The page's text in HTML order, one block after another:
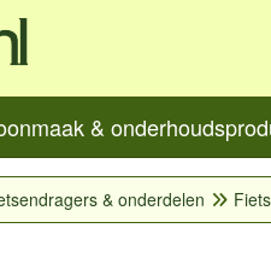
&
& onderdelen